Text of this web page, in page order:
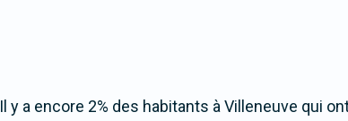
Il y a encore 2% des habitants à Villeneuve qui